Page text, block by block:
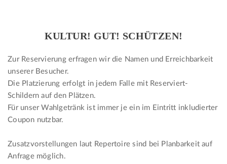
KULTUR! GUT! SCHÜTZEN!
Zur Reservierung erfragen wir die Namen und Erreichbarkeit
unserer Besucher.
Die Platzierung erfolgt in jedem Falle mit Reserviert-
Schildern auf den Plätzen.
Für unser Wahlgetränk ist immer je ein im Eintritt inkludierter
Coupon nutzbar.
Zusatzvorstellungen laut Repertoire sind bei Planbarkeit auf
Anfrage möglich.